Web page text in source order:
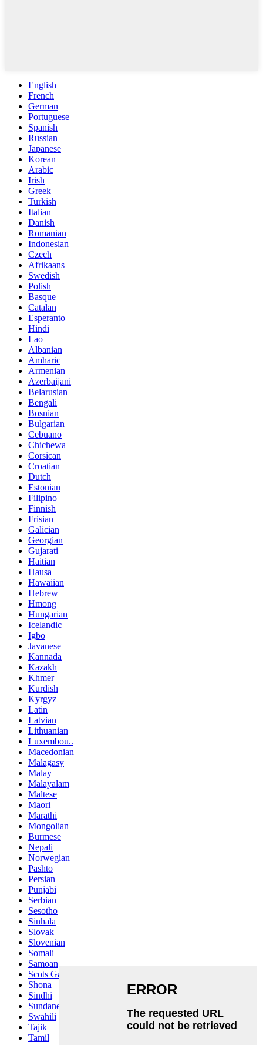
English
French
German
Portuguese
Spanish
Russian
Japanese
Korean
Arabic
Irish
Greek
Turkish
Italian
Danish
Romanian
Indonesian
Czech
Afrikaans
Swedish
Polish
Basque
Catalan
Esperanto
Hindi
Lao
Albanian
Amharic
Armenian
Azerbaijani
Belarusian
Bengali
Bosnian
Bulgarian
Cebuano
Chichewa
Corsican
Croatian
Dutch
Estonian
Filipino
Finnish
Frisian
Galician
Georgian
Gujarati
Haitian
Hausa
Hawaiian
Hebrew
Hmong
Hungarian
Icelandic
Igbo
Javanese
Kannada
Kazakh
Khmer
Kurdish
Kyrgyz
Latin
Latvian
Lithuanian
Luxembou..
Macedonian
Malagasy
Malay
Malayalam
Maltese
Maori
Marathi
Mongolian
Burmese
Nepali
Norwegian
Pashto
Persian
Punjabi
Serbian
Sesotho
Sinhala
Slovak
Slovenian
Somali
Samoan
Scots Gaelic
Shona
Sindhi
Sundanese
Swahili
Tajik
Tamil